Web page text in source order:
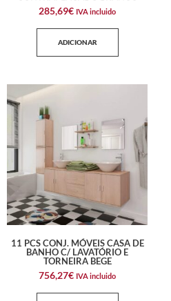
285,69€ IVA incluido
ADICIONAR
11 PCS CONJ. MÓVEIS CASA DE
BANHO C/ LAVATÓRIO E
TORNEIRA BEGE
756,27€ IVA incluido